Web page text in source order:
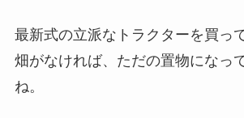
最新式の立派なトラクターを買っ
畑がなければ、ただの置物になっ
ね。